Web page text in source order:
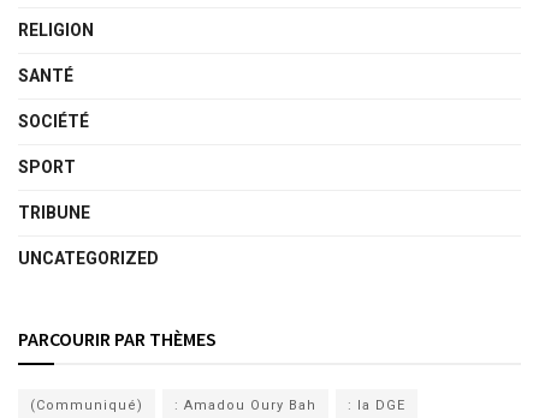
RELIGION
SANTÉ
SOCIÉTÉ
SPORT
TRIBUNE
UNCATEGORIZED
PARCOURIR PAR THÈMES
(Communiqué) : Amadou Oury Bah : la DGE